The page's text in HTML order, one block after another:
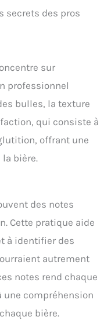
secrets des pros
sur
professionnel
bulles, la texture
qui consiste à
offrant une
bière.
des notes
Cette pratique aide
à identifier des
autrement
notes rend chaque
une compréhension
bière.